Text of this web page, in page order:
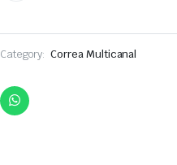
Category: Correa Multicanal